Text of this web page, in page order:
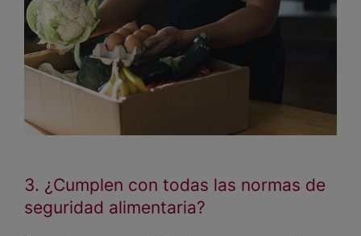
3. ¿Cumplen con todas las normas de
seguridad alimentaria?